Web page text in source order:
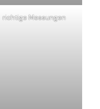
richtige Messungen